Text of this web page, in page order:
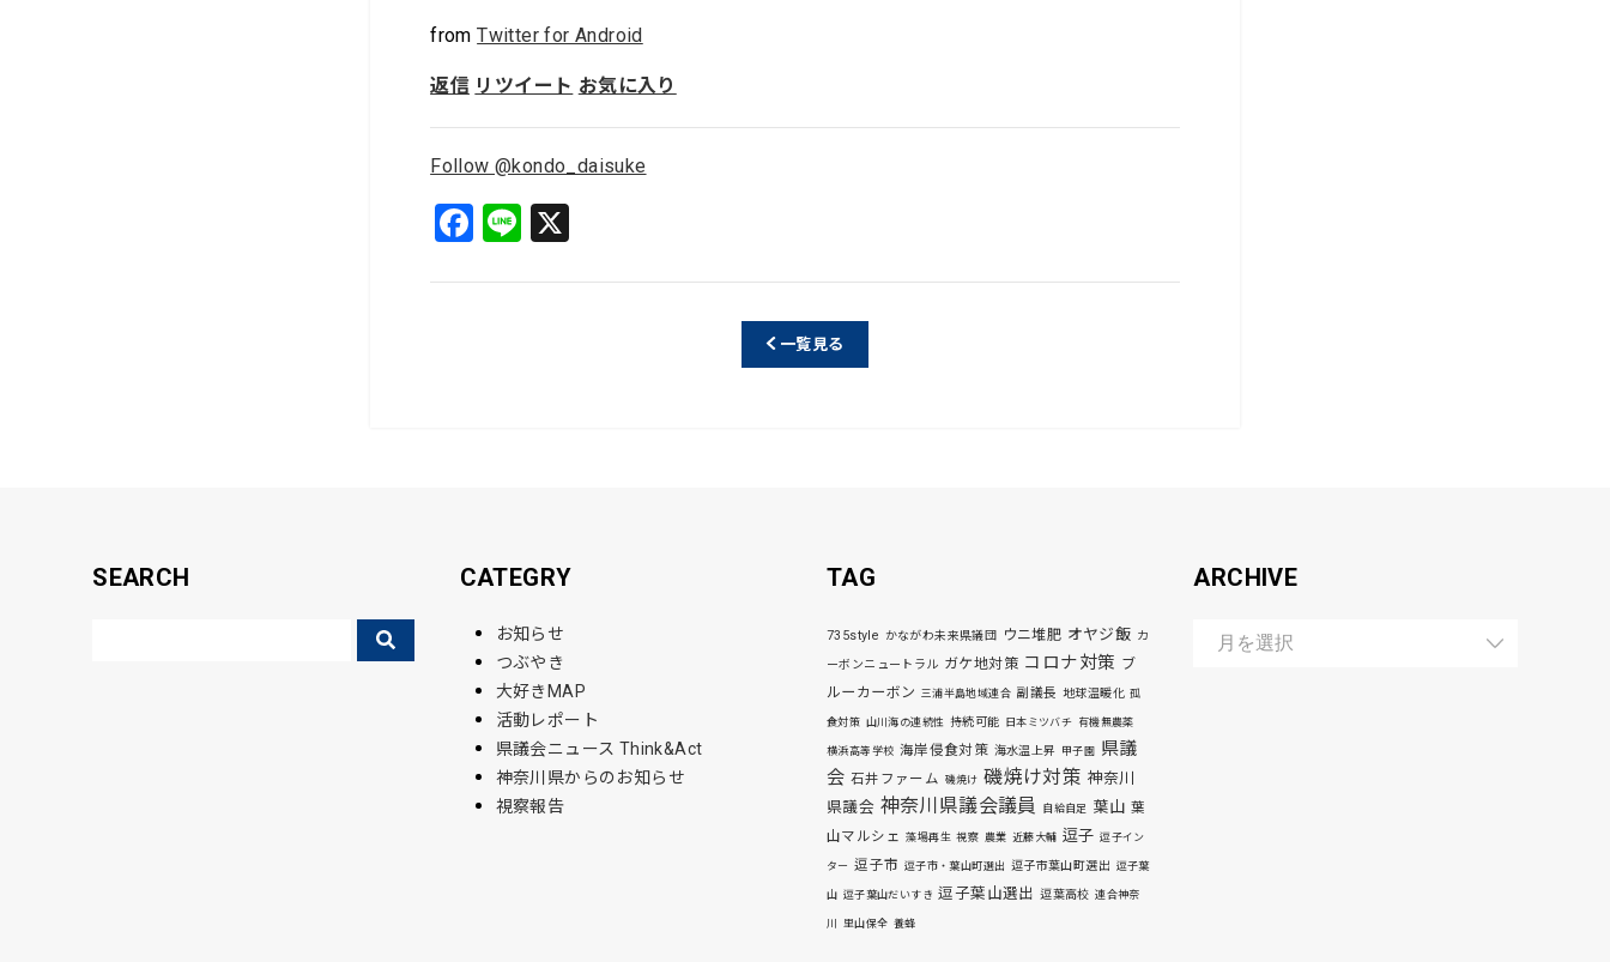
fromTwitter for Android
返信 リツイート お気に入り
Follow @kondo_daisuke
F
a
c
Li
n
e
一覧見る
SEARCH CATEGRY
お知らせ
つぶやき
大好きMAP
活動レポート
県議会ニュース Think&Act
神奈川県からのお知らせ
視察報告
TAG
735style かながわ未来県議団 ウニ堆肥 オヤジ飯 カ
ーボンニュートラル ガケ地対策 コロナ対策 ブ
ルーカーボン 三浦半島地域連合 副議長 地球温暖化 孤
食対策 山川海の連続性 持続可能 日本ミツバチ 有機無農薬
横浜高等学校 海岸侵食対策 海水温上昇 甲子園
県議
会 石井ファーム 磯焼け 磯焼け対策 神奈川
県議会 神奈川県議会議員 自給自足 葉山 葉
山マルシェ
藻場再生 視察 農業 近藤大輔 逗子 逗子イン
ター 逗子市 逗子市・葉山町選出 逗子市葉山町選出 逗子葉
山 逗子葉山だいすき 逗子葉山選出 逗葉高校 連合神奈
川 里山保全 養蜂
ARCHIVE